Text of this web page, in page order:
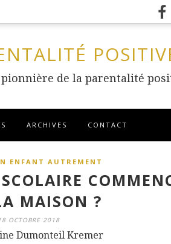
de la parentalité
ARCHIVES CONTACT
ENFANT AUTREMENT
MAISON ?
OCTOBRE 2018
Dumonteil Kremer